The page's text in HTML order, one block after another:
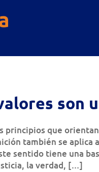
son
principios que
también se aplica
sentido tiene una
la verdad, […]